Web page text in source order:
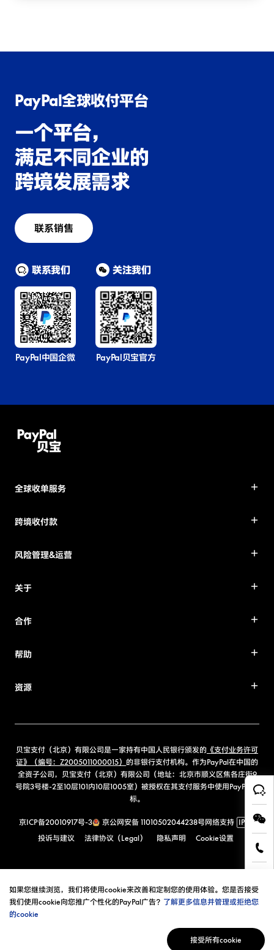
PayPal全球收付平台
一个平台，
满足不同企业的
跨境发展需求
联系销售
联系我们
PayPal中国企微
关注我们
PayPal贝宝官方
全球收单服务
跨境收付款
风险管理&运营
关于
合作
帮助
资源
贝宝支付（北京）有限公司是一家持有中国人民银行颁发的 《支付业务许可
证》（编号：Z2005011000015） 的非银行支付机构。作为PayPal在中国的
全资子公司，贝宝支付（北京）有限公司（地址：北京市顺义区焦各庄街9
号院3号楼-2至10层101内10层1005室）被授权在其支付服务中使用PayPal商
标。
京ICP备20010917号-3 京公网安备 11010502044238号网络支持 IPv6
投诉与建议
法律协议（Legal） 隐私声明 Cookie设置
如果您继续浏览，我们将使用cookie来改善和定制您的使用体验。您是否接受
我们使用cookie向您推广个性化的PayPal广告？ 了解更多信息并管理或拒绝您
的cookie
接受所有cookie